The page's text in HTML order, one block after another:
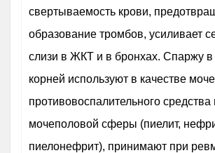
свертываемость крови,
образование тромбов, усиливает
слизи в ЖКТ и в бронхах. Спаржу в
корней используют в качестве
противовоспалительного
мочеполовой сферы (пиелит,
пиелонефрит), принимают при